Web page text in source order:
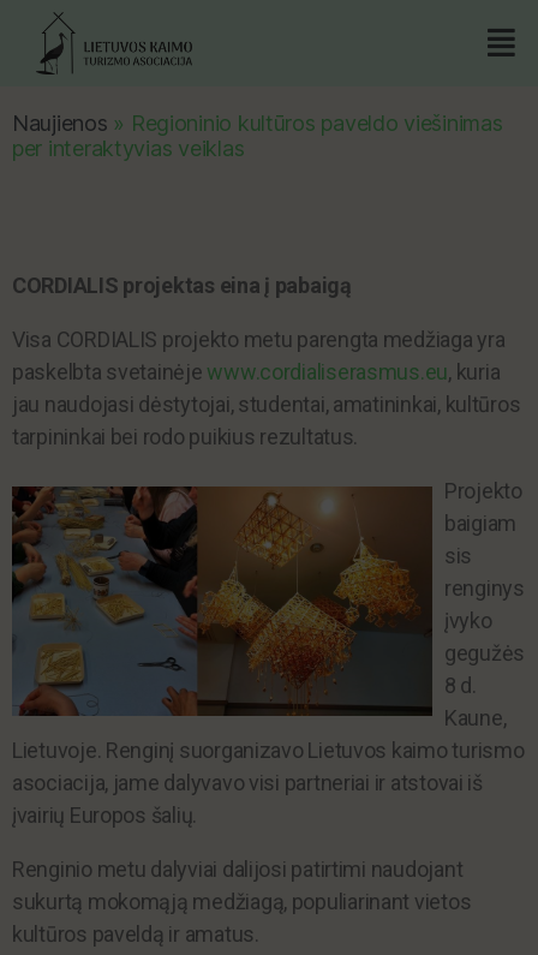
Naujienos » Regioninio kultūros paveldo viešinimas
per interaktyvias veiklas
CORDIALIS projektas eina į pabaigą
Visa CORDIALIS projekto metu parengta medžiaga yra
paskelbta svetainėje www.cordialiserasmus.eu, kuria
jau naudojasi dėstytojai, studentai, amatininkai, kultūros
tarpininkai bei rodo puikius rezultatus.
Projekto
baigiam
sis
renginys
įvyko
gegužės
8 d.
Kaune,
Lietuvoje. Renginį suorganizavo Lietuvos kaimo turismo
asociacija, jame dalyvavo visi partneriai ir atstovai iš
įvairių Europos šalių.
Renginio metu dalyviai dalijosi patirtimi naudojant
sukurtą mokomąją medžiagą, populiarinant vietos
kultūros paveldą ir amatus.